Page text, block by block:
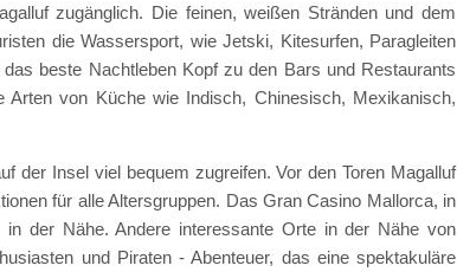
zugänglich. Die feinen, weißen Stränden und dem
die Wassersport, wie Jetski, Kitesurfen, Paragleiten
beste Nachtleben Kopf zu den Bars und Restaurants
von Küche wie Indisch, Chinesisch, Mexikanisch,
der Insel viel bequem zugreifen. Vor den Toren Magalluf
für alle Altersgruppen. Das Gran Casino Mallorca, in
der Nähe. Andere interessante Orte in der Nähe von
und Piraten - Abenteuer, das eine spektakuläre